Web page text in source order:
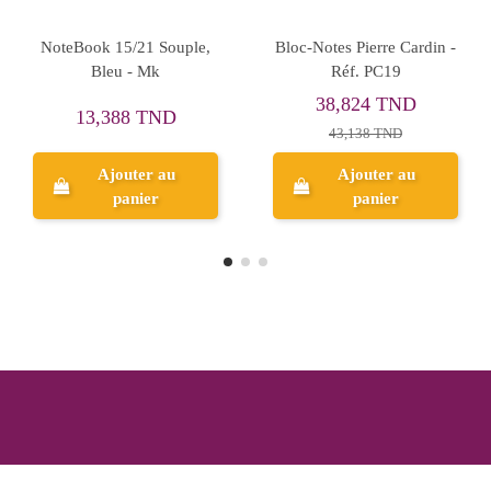
Basil 20x14 -
Ajouter au
panier
NoteBook Trio+ Bleu -
19,278 TND
Aperçu